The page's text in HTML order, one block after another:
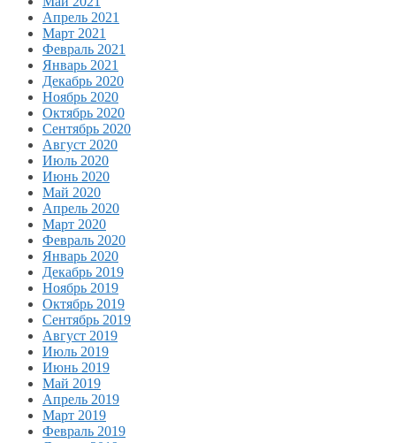
Апрель 2021
Март 2021
Февраль 2021
Январь 2021
Декабрь 2020
Ноябрь 2020
Октябрь 2020
Сентябрь 2020
Август 2020
Июль 2020
Июнь 2020
Май 2020
Апрель 2020
Март 2020
Февраль 2020
Январь 2020
Декабрь 2019
Ноябрь 2019
Октябрь 2019
Сентябрь 2019
Август 2019
Июль 2019
Июнь 2019
Май 2019
Апрель 2019
Март 2019
Февраль 2019